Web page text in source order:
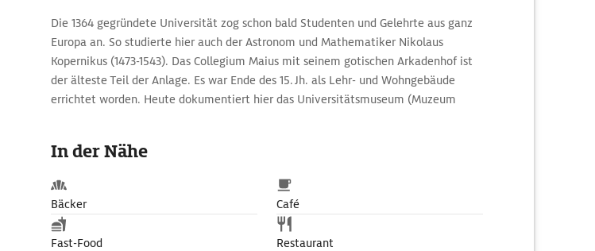
Die 1364 gegründete Universität zog schon bald Studenten und Gelehrte aus ganz
Europa an. So studierte hier auch der Astronom und Mathematiker Nikolaus
Kopernikus (1473-1543). Das Collegium Maius mit seinem gotischen Arkadenhof ist
der älteste Teil der Anlage. Es war Ende des 15. Jh. als Lehr- und Wohngebäude
errichtet worden. Heute dokumentiert hier das Universitätsmuseum (Muzeum
In der Nähe
Bäcker Café
Fast-Food Restaurant